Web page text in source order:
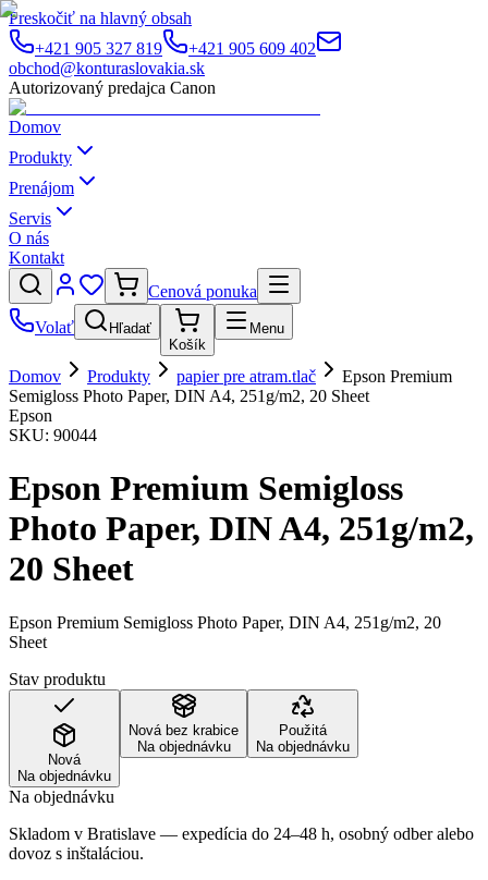
Preskočiť na hlavný obsah
+421 905 327 819
+421 905 609 402
obchod@konturaslovakia.sk
Autorizovaný predajca Canon
Domov
Produkty
Prenájom
Servis
O nás
Kontakt
Cenová ponuka
Volať
Hľadať
Košík
Menu
Domov Produkty papier pre atram.tlač
Epson Premium
Semigloss Photo Paper, DIN A4, 251g/m2, 20 Sheet
Epson
SKU: 90044
Epson Premium Semigloss
Photo Paper, DIN A4, 251g/m2,
20 Sheet
Epson Premium Semigloss Photo Paper, DIN A4, 251g/m2, 20
Sheet
Stav produktu
Nová
Na objednávku
Nová bez krabice
Na objednávku
Použitá
Na objednávku
Na objednávku
Skladom v Bratislave — expedícia do 24–48 h, osobný odber alebo
dovoz s inštaláciou.